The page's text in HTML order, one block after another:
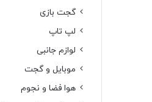
گجت بازی
لپ تاپ
لوازم جانبی
موبایل و گجت
هوا فضا و نجوم